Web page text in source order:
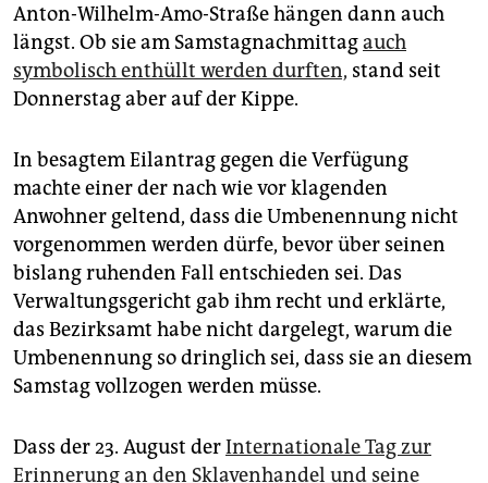
Anton-Wilhelm-Amo-Straße hängen dann auch
längst. Ob sie am Samstagnachmittagauch
symbolisch enthüllt werden durften, stand seit
Donnerstag aber auf der Kippe.
In besagtem Eilantrag gegen die Verfügung
machte einer der nach wie vor klagenden
Anwohner geltend, dass die Umbenennung nicht
vorgenommen werden dürfe, bevor über seinen
bislang ruhenden Fall entschieden sei. Das
Verwaltungsgericht gab ihm recht und erklärte,
das Bezirksamt habe nicht dargelegt, warum die
Umbenennung so dringlich sei, dass sie an diesem
Samstag vollzogen werden müsse.
Dass der 23. August derInternationale Tag zur
Erinnerung an den Sklavenhandel und seine